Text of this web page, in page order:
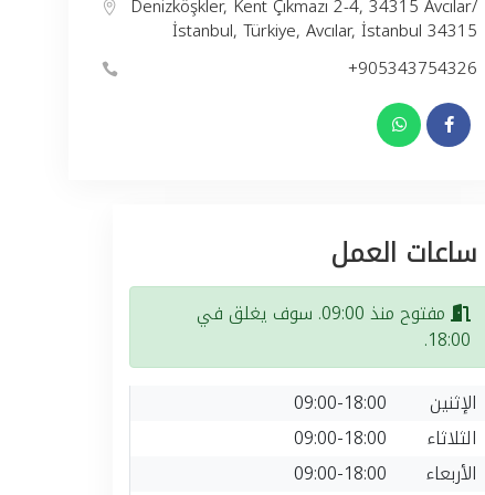
Denizköşkler, Kent Çıkmazı 2-4, 34315 Avcılar/
İstanbul, Türkiye, Avcılar, İstanbul 34315
+905343754326
ساعات العمل
مفتوح منذ 09:00. سوف يغلق في
18:00.
الإثنين
09:00-18:00
الثلاثاء
09:00-18:00
الأربعاء
09:00-18:00